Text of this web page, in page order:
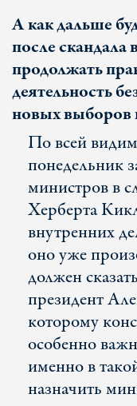
А как дальше
после скандала
продолжать
деятельность
новых выборов
По всей
понедельник
министров в
Херберта
внутренних
оно уже
должен
президент
которому
особенно
именно в
назначить